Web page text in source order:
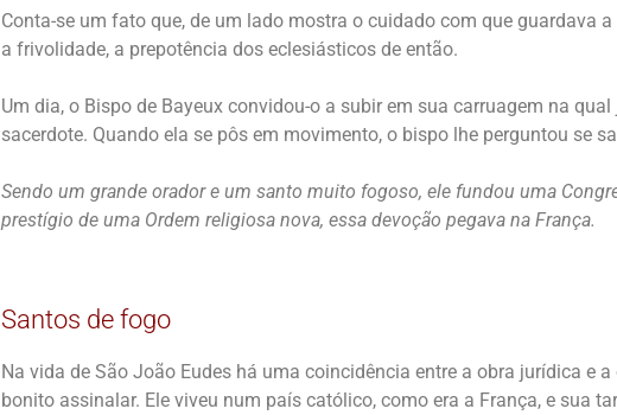
Conta-se um fato que, de um lado mostra o cuidado com que guardava a
a frivolidade, a prepotência dos eclesiásticos de então.
Um dia, o Bispo de Bayeux convidou-o a subir em sua carruagem na
sacerdote. Quando ela se pôs em movimento, o bispo lhe perguntou se
Sendo um grande orador e um santo muito fogoso, ele fundou uma
prestígio de uma Ordem religiosa nova, essa devoção pegava na França.
Santos de fogo
Na vida de São João Eudes há uma coincidência entre a obra jurídica e
bonito assinalar. Ele viveu num país católico, como era a França, e sua